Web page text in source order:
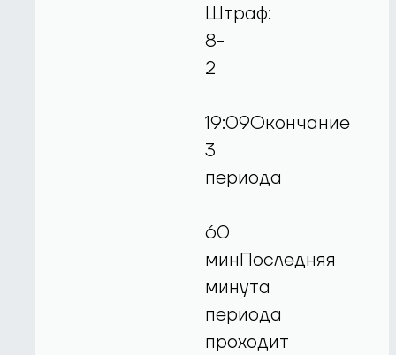
Штраф:
8-
2
19:09Окончание
3
периода
60
минПоследняя
минута
периода
проходит